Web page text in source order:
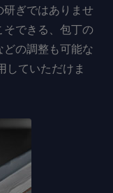
ぎではありませ
できる、包丁の
の調整も可能な
していただけま